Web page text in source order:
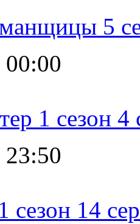
5
00:00
1 сезон 4
23:50
сезон 14